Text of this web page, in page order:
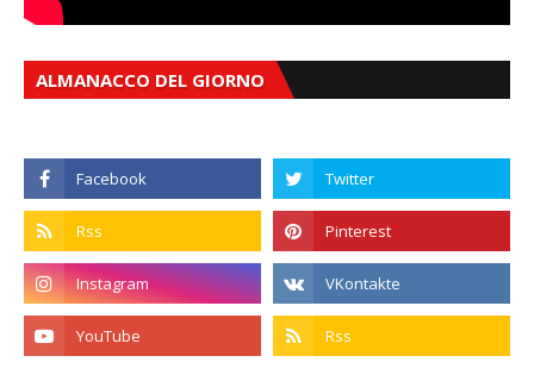
ALMANACCO DEL GIORNO